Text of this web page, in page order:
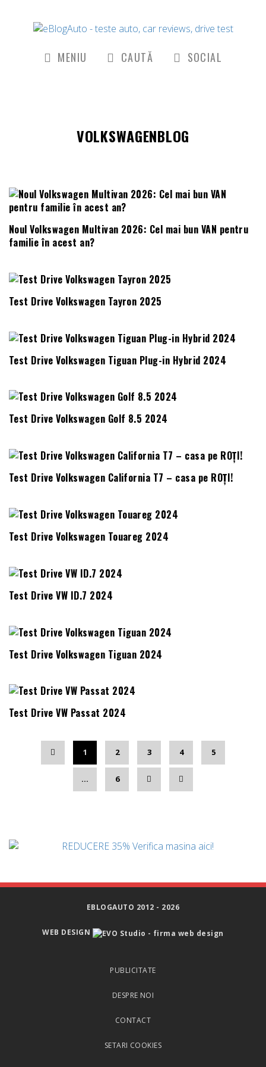
MENIU CAUTĂ SOCIAL
VOLKSWAGENBLOG
Noul Volkswagen Multivan 2026: Cel mai bun VAN pentru
familie în acest an?
Test Drive Volkswagen Tayron 2025
Test Drive Volkswagen Tiguan Plug-in Hybrid 2024
Test Drive Volkswagen Golf 8.5 2024
Test Drive Volkswagen California T7 – casa pe ROȚI!
Test Drive Volkswagen Touareg 2024
Test Drive VW ID.7 2024
Test Drive Volkswagen Tiguan 2024
Test Drive VW Passat 2024
1 2 3 4 5
… 6
EBLOGAUTO 2012 - 2026
WEB DESIGN
PUBLICITATE
DESPRE NOI
CONTACT
SETARI COOKIES